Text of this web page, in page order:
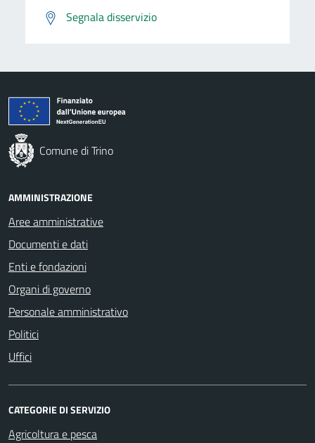
Segnala disservizio
Comune di Trino
AMMINISTRAZIONE
Aree amministrative
Documenti e dati
Enti e fondazioni
Organi di governo
Personale amministrativo
Politici
Uffici
CATEGORIE DI SERVIZIO
Agricoltura e pesca